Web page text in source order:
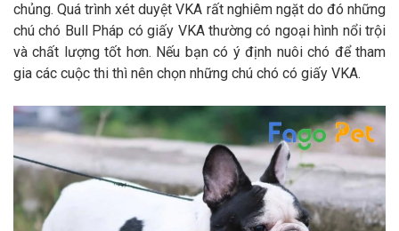
chủng. Quá trình xét duyệt VKA rất nghiêm ngặt do đó những
chú chó Bull Pháp có giấy VKA thường có ngoại hình nổi trội
và chất lượng tốt hơn. Nếu bạn có ý định nuôi chó để tham
gia các cuộc thi thì nên chọn những chú chó có giấy VKA.